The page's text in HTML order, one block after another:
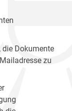
die Dokumente
zu